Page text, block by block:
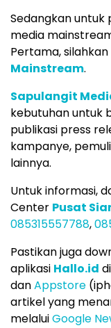
Sedangkan untuk
media
Pertama, silahkan
Mainstream.
Sapulangit
kebutuhan untuk
publikasi press
kampanye,
lainnya.
Untuk informasi,
Center Pusat
085315557788,
Pastikan juga
aplikasi Hallo.id di
danAppstore
artikel yang
melaluiGoogle